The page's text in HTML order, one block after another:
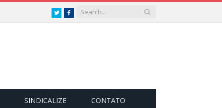
TwitterFacebook
SINDICALIZE CONTATO